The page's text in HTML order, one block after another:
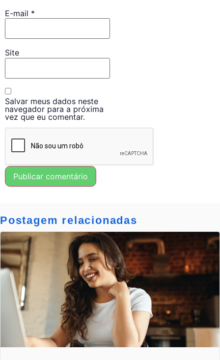
E-mail *
Site
Salvar meus dados neste
navegador para a próxima
vez que eu comentar.
Postagem relacionadas